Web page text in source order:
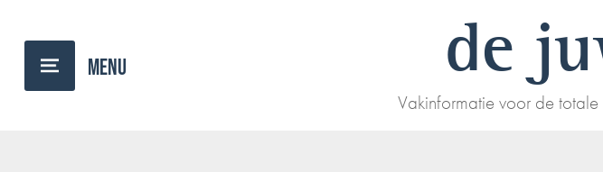
de
Vakinformatie voor de